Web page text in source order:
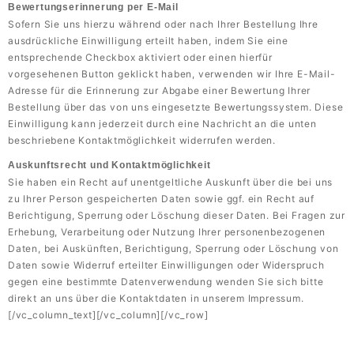
Bewertungserinnerung per E-Mail
Sofern Sie uns hierzu während oder nach Ihrer Bestellung Ihre
ausdrückliche Einwilligung erteilt haben, indem Sie eine
entsprechende Checkbox aktiviert oder einen hierfür
vorgesehenen Button geklickt haben, verwenden wir Ihre E-Mail-
Adresse für die Erinnerung zur Abgabe einer Bewertung Ihrer
Bestellung über das von uns eingesetzte Bewertungssystem. Diese
Einwilligung kann jederzeit durch eine Nachricht an die unten
beschriebene Kontaktmöglichkeit widerrufen werden.
Auskunftsrecht und Kontaktmöglichkeit
Sie haben ein Recht auf unentgeltliche Auskunft über die bei uns
zu Ihrer Person gespeicherten Daten sowie ggf. ein Recht auf
Berichtigung, Sperrung oder Löschung dieser Daten. Bei Fragen zur
Erhebung, Verarbeitung oder Nutzung Ihrer personenbezogenen
Daten, bei Auskünften, Berichtigung, Sperrung oder Löschung von
Daten sowie Widerruf erteilter Einwilligungen oder Widerspruch
gegen eine bestimmte Datenverwendung wenden Sie sich bitte
direkt an uns über die Kontaktdaten in unserem Impressum.
[/vc_column_text][/vc_column][/vc_row]